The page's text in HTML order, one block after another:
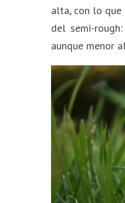
alta, con lo que
del semi-
aunque menor